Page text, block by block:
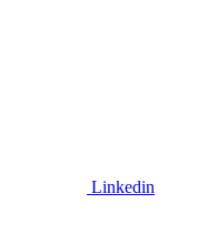
Linkedin